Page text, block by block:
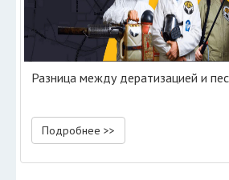
Разница между дератизацией и
Подробнее >>